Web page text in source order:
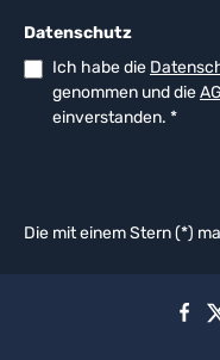
Datenschutz
Ich habe die
genommen und die
einverstanden. *
Die mit einem Stern (*)